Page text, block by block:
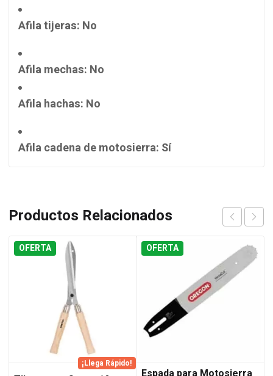
Afila tijeras: No
Afila mechas: No
Afila hachas: No
Afila cadena de motosierra: Sí
Productos Relacionados
OFERTA
¡Llega Rápido!
OFERTA